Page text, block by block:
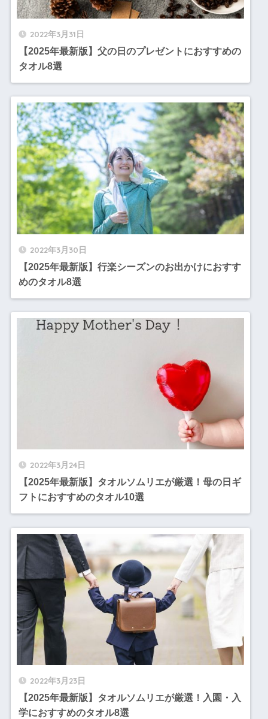
2022年3月31日
【2025年最新版】父の日のプレゼントにおすすめの
タオル8選
2022年3月30日
【2025年最新版】行楽シーズンのお出かけにおすす
めのタオル8選
2022年3月24日
【2025年最新版】タオルソムリエが厳選！母の日ギ
フトにおすすめのタオル10選
2022年3月23日
【2025年最新版】タオルソムリエが厳選！入園・入
学におすすめのタオル8選